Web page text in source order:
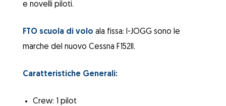
e novelli piloti.
FTO scuola di volo ala fissa: I-JOGG sono le
marche del nuovo Cessna F152II.
Caratteristiche Generali:
Crew: 1 pilot